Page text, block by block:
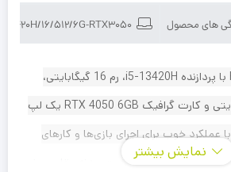
های محصول
پ تاپ HP Victus 15 با پردازنده i5-13420H، رم 16 گیگابایتی،
حافظه SSD 512 گیگابایتی و کارت گرافیک RTX 4050 6GB یک لپ
عملکرد خوب برای اجرای بازی‌ها و کارهای
با طراحی زیبا و با کیفیت، بدنه مقاوم و نور
نمایش بیشتر